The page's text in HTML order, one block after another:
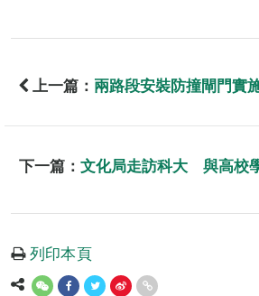
上一篇： 兩路段安裝防撞閘門實
下一篇： 文化局走訪科大 與高校
列印本頁